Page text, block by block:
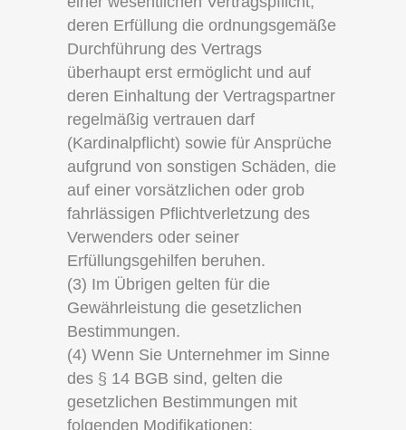
deren Erfüllung die ordnungsgemäße
Durchführung des Vertrags
überhaupt erst ermöglicht und auf
deren Einhaltung der Vertragspartner
regelmäßig vertrauen darf
(Kardinalpflicht) sowie für Ansprüche
aufgrund von sonstigen Schäden, die
auf einer vorsätzlichen oder grob
fahrlässigen Pflichtverletzung des
Verwenders oder seiner
Erfüllungsgehilfen beruhen.
(3) Im Übrigen gelten für die
Gewährleistung die gesetzlichen
Bestimmungen.
(4) Wenn Sie Unternehmer im Sinne
des § 14 BGB sind, gelten die
gesetzlichen Bestimmungen mit
folgenden Modifikationen: